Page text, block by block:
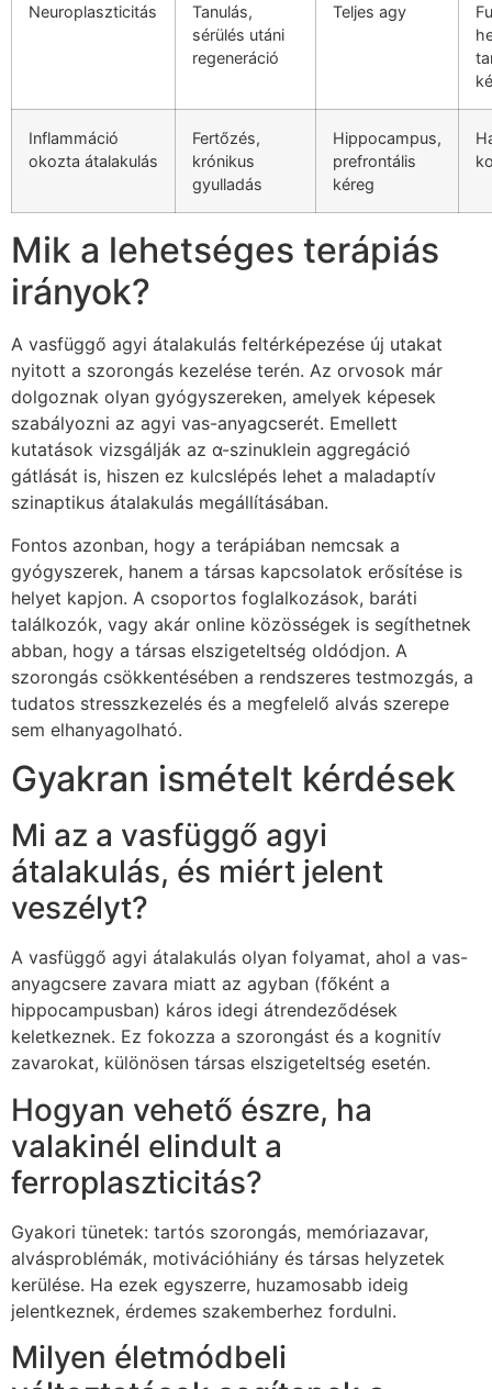
Neuroplaszticitás
Tanulás,
sérülés utáni
regeneráció
Teljes agy
Inflammáció
okozta átalakulás
Fertőzés,
krónikus
gyulladás
Hippocampus,
prefrontális
kéreg
Mik a lehetséges terápiás
irányok?
A vasfüggő agyi átalakulás feltérképezése új utakat
nyitott a szorongás kezelése terén. Az orvosok már
dolgoznak olyan gyógyszereken, amelyek képesek
szabályozni az agyi vas-anyagcserét. Emellett
kutatások vizsgálják az α-szinuklein aggregáció
gátlását is, hiszen ez kulcslépés lehet a maladaptív
szinaptikus átalakulás megállításában.
Fontos azonban, hogy a terápiában nemcsak a
gyógyszerek, hanem a társas kapcsolatok erősítése is
helyet kapjon. A csoportos foglalkozások, baráti
találkozók, vagy akár online közösségek is segíthetnek
abban, hogy a társas elszigeteltség oldódjon. A
szorongás csökkentésében a rendszeres testmozgás, a
tudatos stresszkezelés és a megfelelő alvás szerepe
sem elhanyagolható.
Gyakran ismételt kérdések
Mi az a vasfüggő agyi
átalakulás, és miért jelent
veszélyt?
A vasfüggő agyi átalakulás olyan folyamat, ahol a vas-
anyagcsere zavara miatt az agyban (főként a
hippocampusban) káros idegi átrendeződések
keletkeznek. Ez fokozza a szorongást és a kognitív
zavarokat, különösen társas elszigeteltség esetén.
Hogyan vehető észre, ha
valakinél elindult a
ferroplaszticitás?
Gyakori tünetek: tartós szorongás, memóriazavar,
alvásproblémák, motivációhiány és társas helyzetek
kerülése. Ha ezek egyszerre, huzamosabb ideig
jelentkeznek, érdemes szakemberhez fordulni.
Milyen életmódbeli